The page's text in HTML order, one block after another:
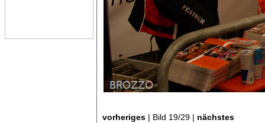
vorheriges | Bild 19/29 | nächstes